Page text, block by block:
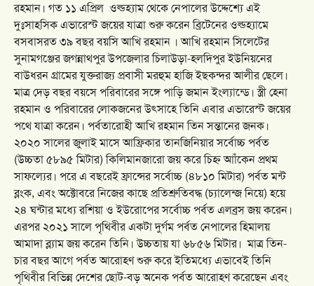
রহমান। গত ১১ এপ্রিল ওল্ডহ্যাম থেকে নেপালের উদ্দেশ্যে এই
দুঃসাহসিক এভারেস্ট জয়ের যাত্রা শুরু করেন ব্রিটেনের ওল্ডহ্যামে
বসবাসরত ৩৯ বছর বয়সি আখি রহমান । আখি রহমান সিলেটের
সুনামগঞ্জের জগন্নাথপুর উপজেলার চিলাউড়া-হলদিপুর ইউনিয়নের
বাউধরন গ্রামের যুক্তরাজ্য প্রবাসী মরহুম হাজি ইছকন্দর আলীর ছেলে।
মাত্র দেড় বছর বয়সে পরিবারের সঙ্গে পাড়ি জমান ইংল্যান্ডে। স্ত্রী হেনা
রহমান ও পরিবারের লোকজনের উৎসাহে তিনি এবার এভারেস্ট জয়ের
পথে যাত্রা করেন। পর্বতারোহী আখি রহমান তিন সন্তানের জনক।
২০২০ সালের জুলাই মাসে আফ্রিকার তানজিনিয়ার সর্বোচ্চ পর্বত
(উচ্চতা ৫৮৯৫ মিটার) কিলিমানজারো জয় করে চিহ্ন আাঁকেন প্রথম
সাফল্যের। পরে এ বছরেই ফ্রান্সের সর্বোচ্চ (৪৮১০ মিটার) পর্বত মন্ট
ব্লংক, এবং অক্টোবরে নিজের কাছে প্রতিশ্রুতিবদ্ধ (চ্যালেন্জ নিয়ে) হয়ে
২৪ ঘন্টার মধ্যে রশিয়া ও ইউরোপের সর্বোচ্চ পর্বত এলব্রস জয় করেন।
এরপর ২০২১ সালে পৃথিবীর একটা দুর্গম পর্বত নেপালের হিমালয়
আমাদা ব্ল্যাম জয় করেন তিনি। উচ্চতায় যা ৬৮৫৬ মিটার। মাত্র তিন-
চার বছর আগে পর্বত আরোহণ শুরু করে ইতিমধ্যে এভাবেই তিনি
পৃথিবীর বিভিন্ন দেশের ছোট-বড় অনেক পর্বত আরোহণ করেছেন এবং